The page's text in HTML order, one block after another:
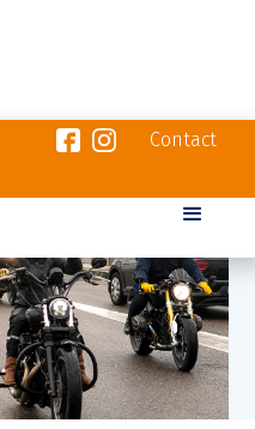
Contact